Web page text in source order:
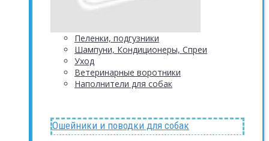
Пеленки, подгузники
Шампуни, Кондиционеры, Спреи
Уход
Ветеринарные воротники
Наполнители для собак
Ошейники и поводки для собак